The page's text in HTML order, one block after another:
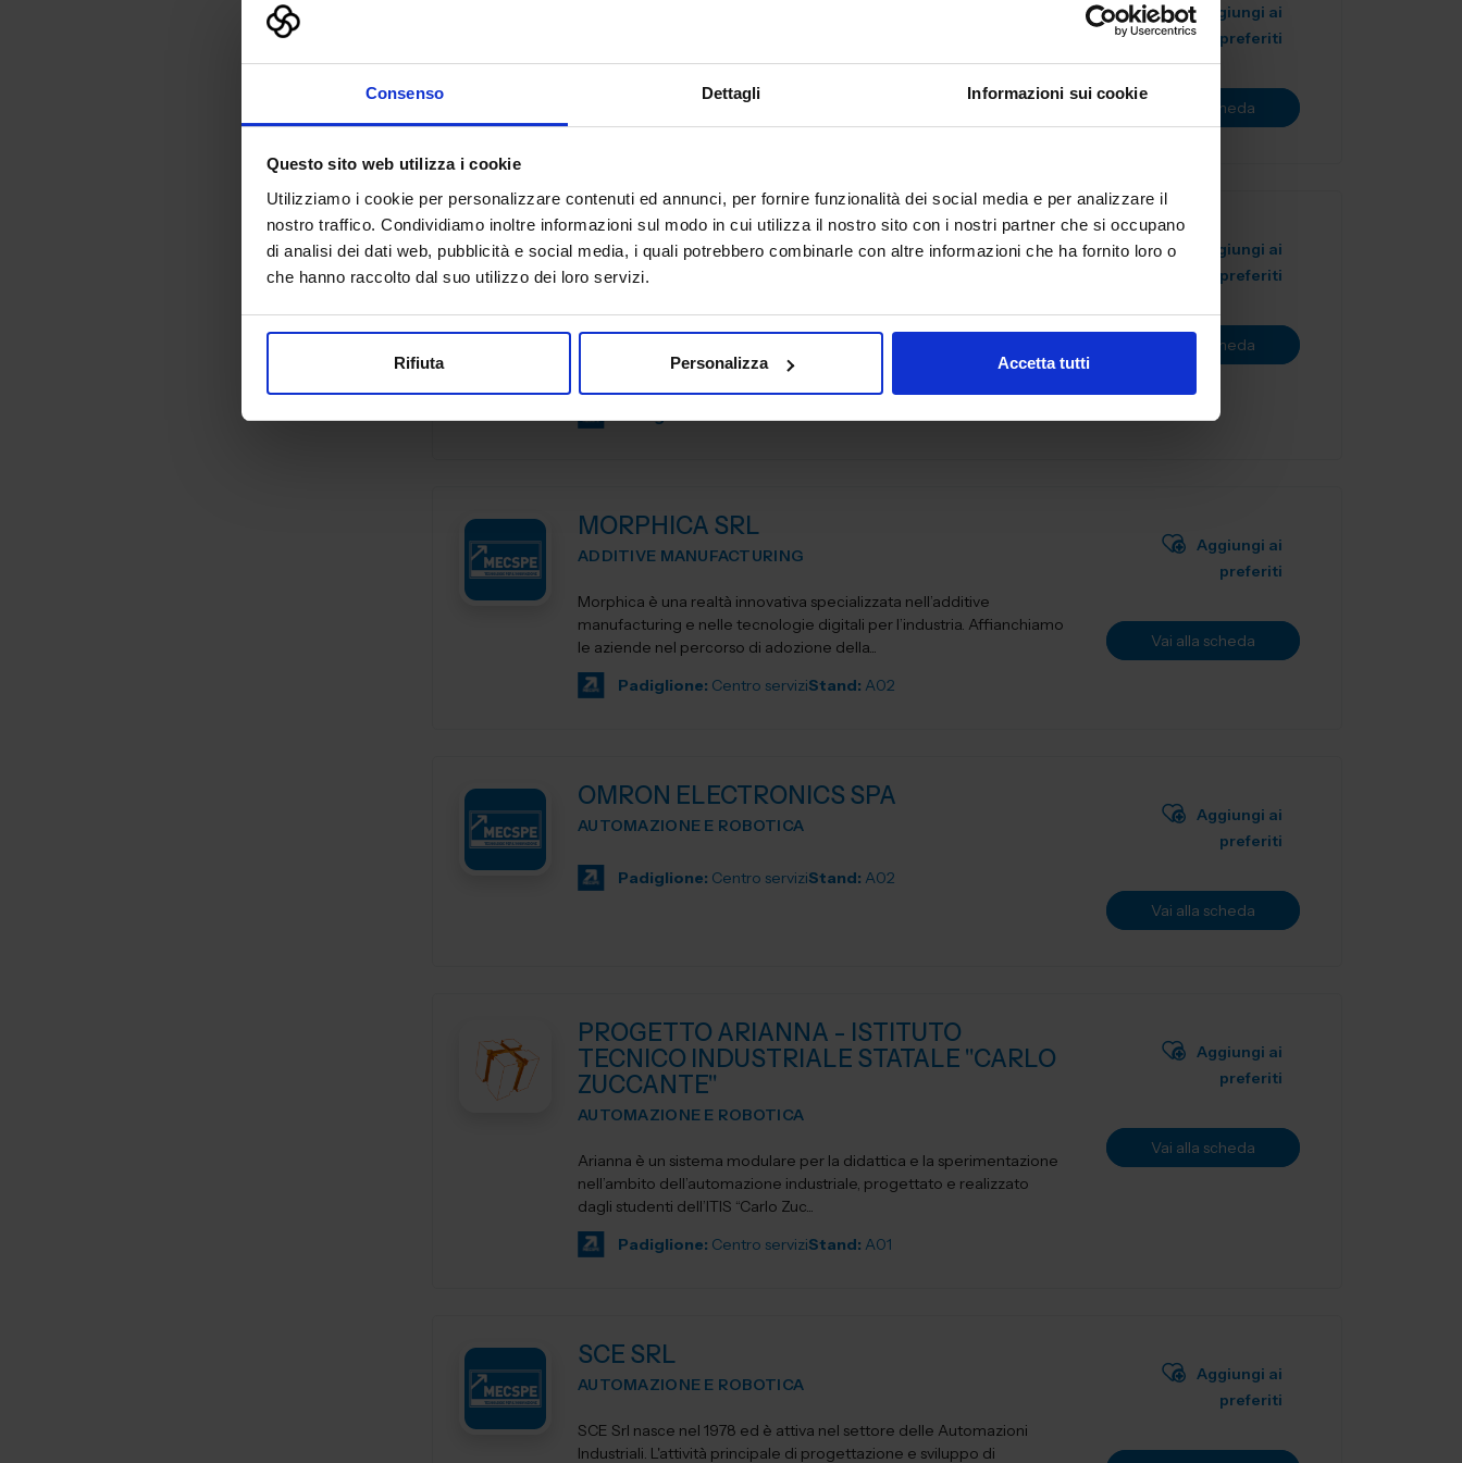
Consenso Dettagli Informazioni sui cookie
Questo sito web utilizza i cookie
Utilizziamo i cookie per personalizzare contenuti ed annunci, per fornire funzionalità dei social media e per analizzare il
nostro traffico. Condividiamo inoltre informazioni sul modo in cui utilizza il nostro sito con i nostri partner che si occupano
di analisi dei dati web, pubblicità e social media, i quali potrebbero combinarle con altre informazioni che ha fornito loro o
che hanno raccolto dal suo utilizzo dei loro servizi.
Rifiuta Personalizza Accetta tutti
Aggiungi ai
preferiti
Vai alla scheda
HORSA - SOFTECH SOFTWARE &
TECHNOLOGY
FABBRICA DIGITALE
Softech – Software & Technology, da oltre 40 anni focalizzata su
soluzioni CAD e PLM basati su tecnologia PTC è entrata in Horsa ad
inizio giugno 2024 con l’acquisizione del 10...
Padiglione:Centro serviziStand:A02
Aggiungi ai
preferiti
Vai alla scheda
MORPHICA SRL
ADDITIVE MANUFACTURING
Morphica è una realtà innovativa specializzata nell’additive
manufacturing e nelle tecnologie digitali per l’industria. Affianchiamo
le aziende nel percorso di adozione della...
Padiglione: Centro serviziStand: A02
Aggiungi ai
preferiti
Vai alla scheda
OMRON ELECTRONICS SPA
AUTOMAZIONE E ROBOTICA
Padiglione: Centro serviziStand: A02
Aggiungi ai
preferiti
Vai alla scheda
PROGETTO ARIANNA - ISTITUTO
TECNICO INDUSTRIALE STATALE "CARLO
ZUCCANTE"
AUTOMAZIONE E ROBOTICA
Arianna è un sistema modulare per la didattica e la sperimentazione
nell’ambito dell’automazione industriale, progettato e realizzato
dagli studenti dell’ITIS “Carlo Zuc...
Padiglione: Centro serviziStand: A01
Aggiungi ai
preferiti
Vai alla scheda
SCE SRL
AUTOMAZIONE E ROBOTICA
SCE Srl nasce nel 1978 ed è attiva nel settore delle Automazioni
Industriali. L'attività principale di progettazione e sviluppo di
Aggiungi ai
preferiti